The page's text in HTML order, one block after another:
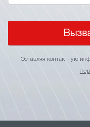
Оставляя контактную